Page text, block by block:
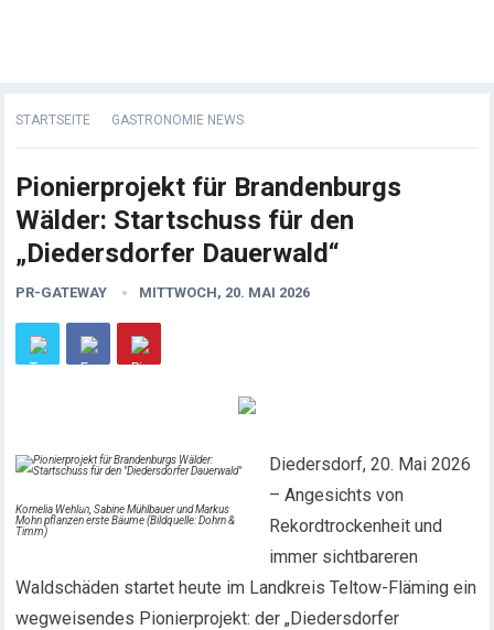
STARTSEITE GASTRONOMIE NEWS
Pionierprojekt für Brandenburgs
Wälder: Startschuss für den
„Diedersdorfer Dauerwald“
PR-GATEWAY MITTWOCH, 20. MAI 2026
Kornelia Wehlan, Sabine Mühlbauer und Markus
Mohn pflanzen erste Bäume (Bildquelle: Dohrn &
Timm)
Diedersdorf, 20. Mai 2026
– Angesichts von
Rekordtrockenheit und
immer sichtbareren
Waldschäden startet heute im Landkreis Teltow-Fläming ein
wegweisendes Pionierprojekt: der „Diedersdorfer